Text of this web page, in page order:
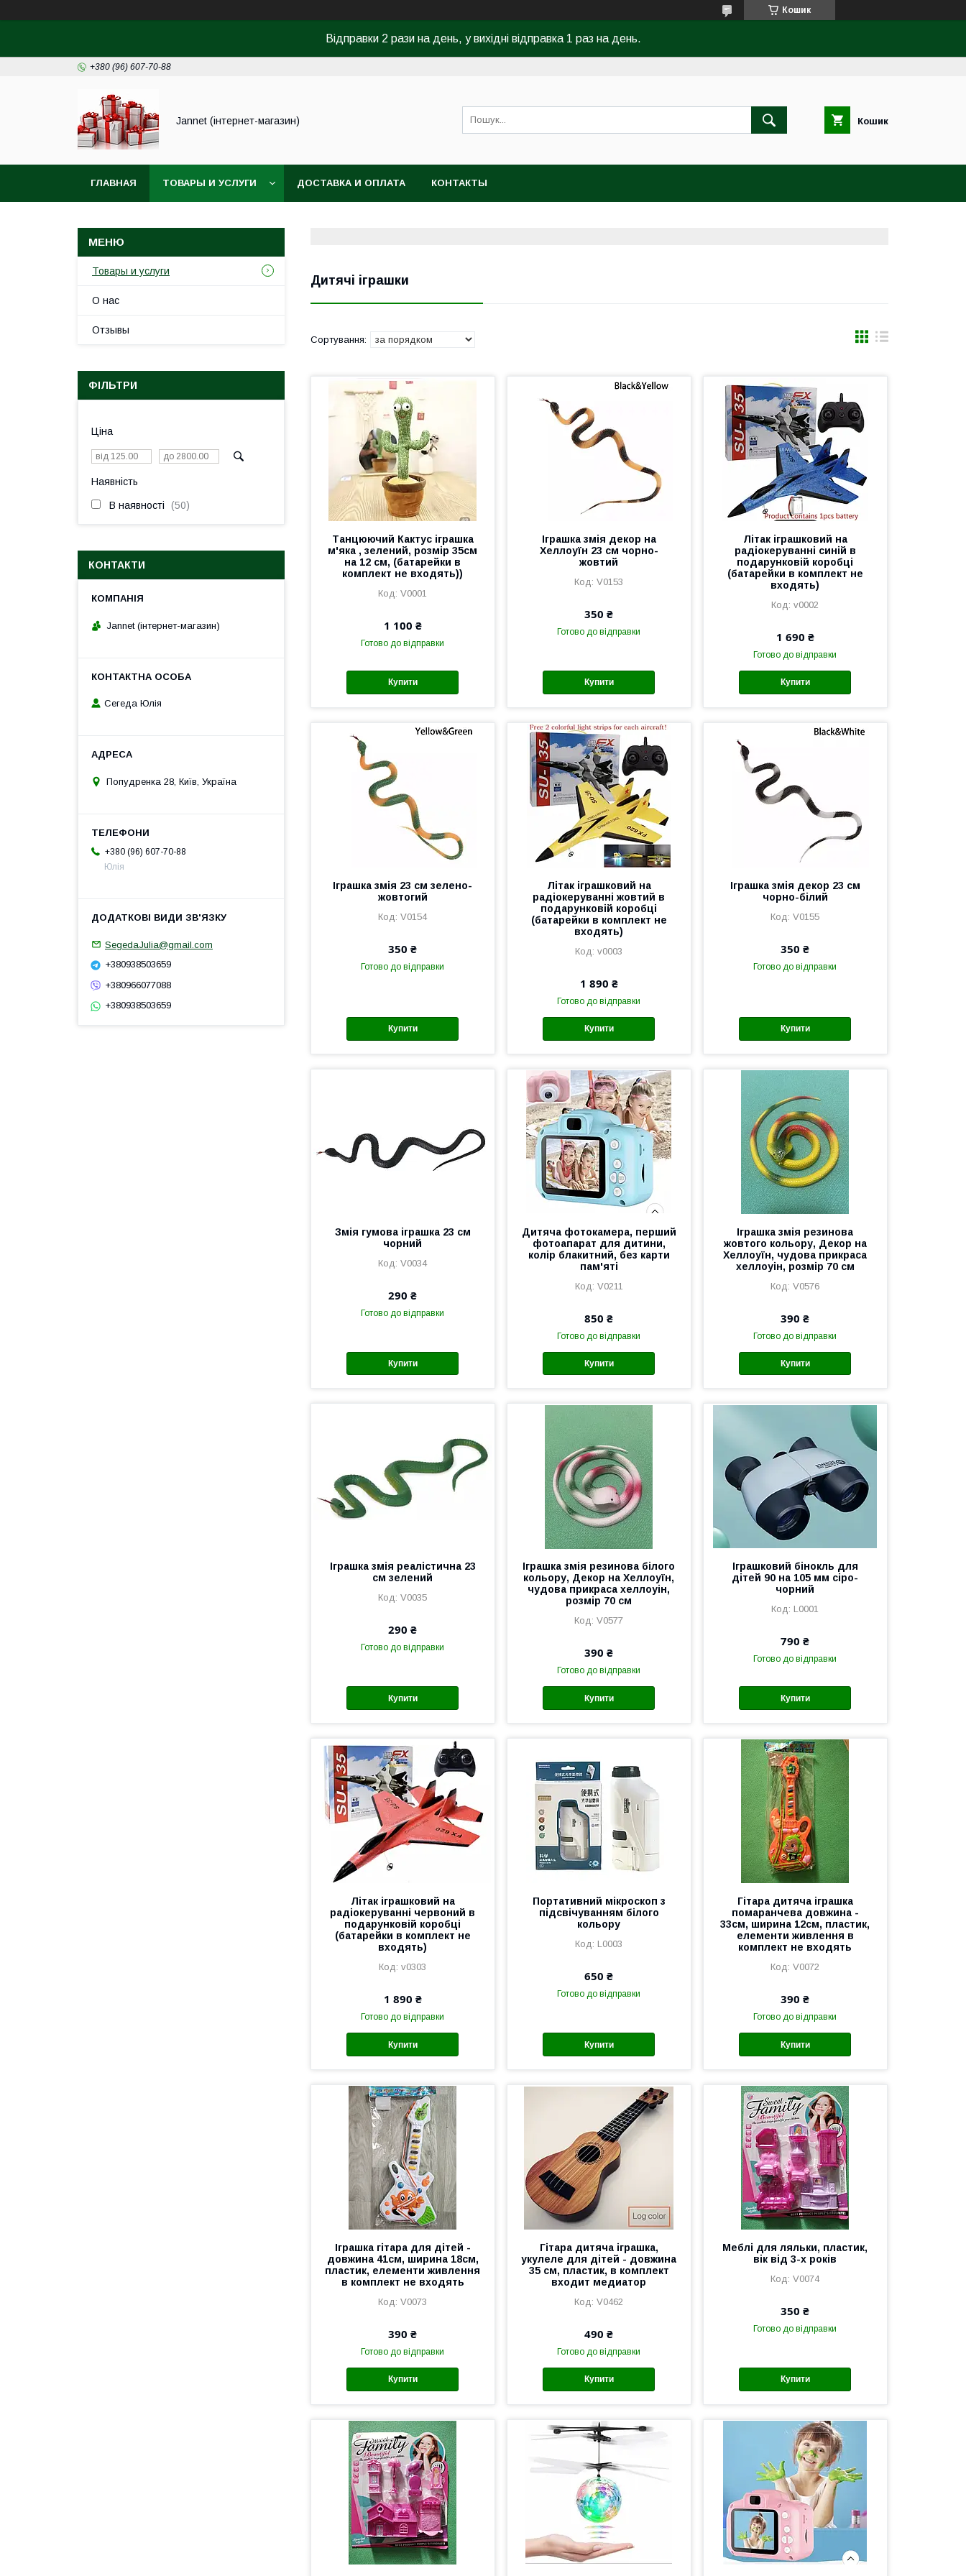
Кошик
Відправки 2 рази на день, у вихідні відправка 1 раз на день.
+380 (96) 607-70-88
Jannet (інтернет-магазин) Кошик
ГЛАВНАЯ ТОВАРЫ И УСЛУГИ ДОСТАВКА И ОПЛАТА КОНТАКТЫ
Дитячі іграшки
Танцюючий Кактус іграшка
м'яка , зелений, розмір 35см
на 12 см, (батарейки в
комплект не входять))
V0001
1 100 ₴
Готово до відправки
Купити
Іграшка змія декор на
Хеллоуїн 23 см чорно-
жовтий
V0153
350 ₴
Готово до відправки
Купити
Літак іграшковий на
радіокеруванні синій в
подарунковій коробці
(батарейки в комплект не
входять)
v0002
1 690 ₴
Готово до відправки
Купити
Іграшка змія 23 см зелено-
жовтогий
V0154
350 ₴
Готово до відправки
Купити
Літак іграшковий на
радіокеруванні жовтий в
подарунковій коробці
(батарейки в комплект не
входять)
v0003
1 890 ₴
Готово до відправки
Купити
Іграшка змія декор 23 см
чорно-білий
V0155
350 ₴
Готово до відправки
Купити
Змія гумова іграшка 23 см
чорний
V0034
290 ₴
Готово до відправки
Купити
Дитяча фотокамера, перший
фотоапарат для дитини,
колір блакитний, без карти
пам'яті
V0211
850 ₴
Готово до відправки
Купити
Іграшка змія резинова
жовтого кольору, Декор на
Хеллоуїн, чудова прикраса
хеллоуін, розмір 70 см
V0576
390 ₴
Готово до відправки
Купити
Іграшка змія реалістична 23
см зелений
V0035
290 ₴
Готово до відправки
Купити
Іграшка змія резинова білого
кольору, Декор на Хеллоуїн,
чудова прикраса хеллоуін,
розмір 70 см
V0577
390 ₴
Готово до відправки
Купити
Іграшковий бінокль для
дітей 90 на 105 мм сіро-
чорний
L0001
790 ₴
Готово до відправки
Купити
Літак іграшковий на
радіокеруванні червоний в
подарунковій коробці
(батарейки в комплект не
входять)
v0303
1 890 ₴
Готово до відправки
Купити
Портативний мікроскоп з
підсвічуванням білого
кольору
L0003
650 ₴
Готово до відправки
Купити
Гітара дитяча іграшка
помаранчева довжина -
33см, ширина 12см, пластик,
елементи живлення в
комплект не входять
V0072
390 ₴
Готово до відправки
Купити
Іграшка гітара для дітей -
довжина 41см, ширина 18см,
пластик, елементи живлення
в комплект не входять
V0073
390 ₴
Готово до відправки
Купити
Гітара дитяча іграшка,
укулеле для дітей - довжина
35 см, пластик, в комплект
входит медиатор
V0462
490 ₴
Готово до відправки
Купити
Меблі для ляльки, пластик,
вік від 3-х років
V0074
350 ₴
Готово до відправки
Купити
Товары и услуги
О нас
Отзывы
ФІЛЬТРИ
Ціна
Наявність
В наявності 50
КОНТАКТИ
Jannet (інтернет-магазин)
Сегеда Юлія
Попудренка 28, Київ, Україна
+380 (96) 607-70-88
Юлія
SegedaJulia@gmail.com
+380938503659
+380966077088
+380938503659